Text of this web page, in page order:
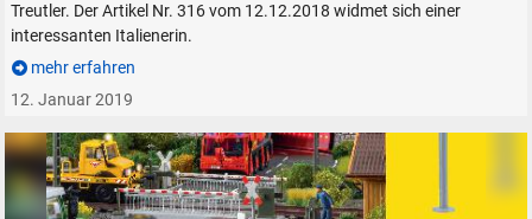
Treutler. Der Artikel Nr. 316 vom 12.12.2018 widmet sich einer
interessanten Italienerin.
mehr erfahren
12. Januar 2019